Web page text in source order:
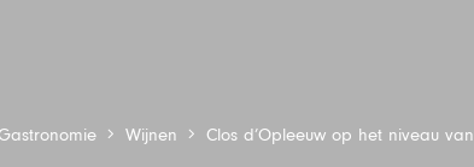
Wijnen Clos d’Opleeuw op het niveau